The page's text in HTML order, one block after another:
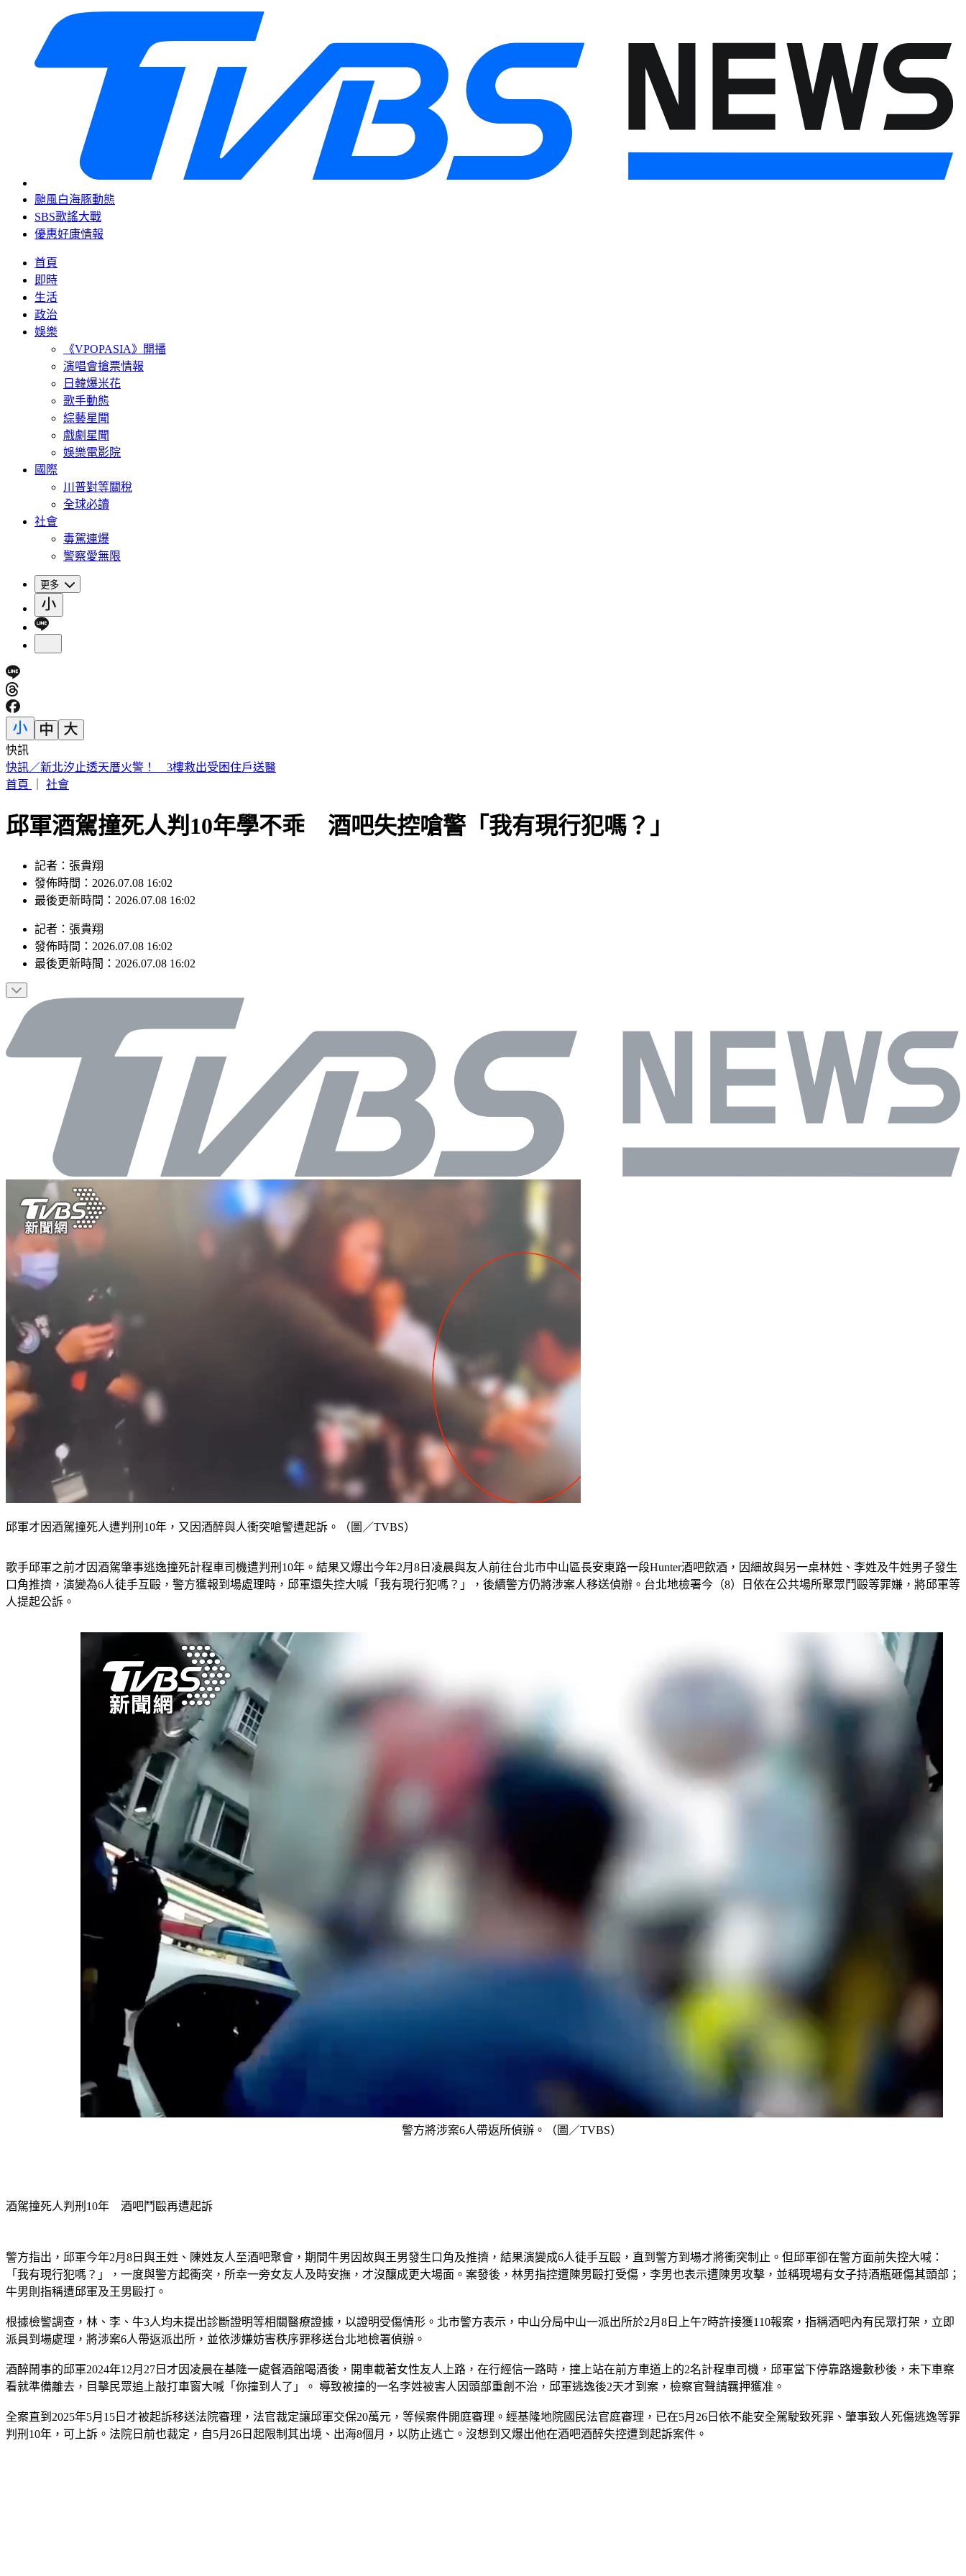
颱風白海豚動態
SBS歌謠大戰
優惠好康情報
首頁
即時
生活
政治
娛樂
《VPOPASIA》開播
演唱會搶票情報
日韓爆米花
歌手動態
綜藝星聞
戲劇星聞
娛樂電影院
國際
川普對等關稅
全球必讀
社會
毒駕連爆
警察愛無限
更多
快訊
快訊／新北汐止透天厝火警！ 3樓救出受困住戶送醫
首頁
社會
邱軍酒駕撞死人判10年學不乖 酒吧失控嗆警「我有現行犯嗎？」
記者：張貴翔
發佈時間：2026.07.08 16:02
最後更新時間：2026.07.08 16:02
記者 ： 張貴翔
發佈時間： 2026.07.08 16:02
最後更新時間： 2026.07.08 16:02
邱軍才因酒駕撞死人遭判刑10年，又因酒醉與人衝突嗆警遭起訴。（圖／TVBS）
歌手邱軍之前才因酒駕肇事逃逸撞死計程車司機遭判刑10年。結果又爆出今年2月8日凌晨與友人前往台北市中山區長安東路一段Hunter酒吧飲酒，因細故與另一桌林姓、李姓及牛姓男子發生
口角推擠，演變為6人徒手互毆，警方獲報到場處理時，邱軍還失控大喊「我有現行犯嗎？」，後續警方仍將涉案人移送偵辦。台北地檢署今（8）日依在公共場所聚眾鬥毆等罪嫌，將邱軍等
人提起公訴。
警方將涉案6人帶返所偵辦。（圖／TVBS）
酒駕撞死人判刑10年　酒吧鬥毆再遭起訴
警方指出，邱軍今年2月8日與王姓、陳姓友人至酒吧聚會，期間牛男因故與王男發生口角及推擠，結果演變成6人徒手互毆，直到警方到場才將衝突制止。但邱軍卻在警方面前失控大喊：
「我有現行犯嗎？」，一度與警方起衝突，所幸一旁女友人及時安撫，才沒釀成更大場面。案發後，林男指控遭陳男毆打受傷，李男也表示遭陳男攻擊，並稱現場有女子持酒瓶砸傷其頭部；
牛男則指稱遭邱軍及王男毆打。
根據檢警調查，林、李、牛3人均未提出診斷證明等相關醫療證據，以證明受傷情形。北市警方表示，中山分局中山一派出所於2月8日上午7時許接獲110報案，指稱酒吧內有民眾打架，立即
派員到場處理，將涉案6人帶返派出所，並依涉嫌妨害秩序罪移送台北地檢署偵辦。
酒醉鬧事的邱軍2024年12月27日才因凌晨在基隆一處餐酒館喝酒後，開車載著女性友人上路，在行經信一路時，撞上站在前方車道上的2名計程車司機，邱軍當下停靠路邊數秒後，未下車察
看就準備離去，目擊民眾追上敲打車窗大喊「你撞到人了」。 導致被撞的一名李姓被害人因頭部重創不治，邱軍逃逸後2天才到案，檢察官聲請羈押獲准。
全案直到2025年5月15日才被起訴移送法院審理，法官裁定讓邱軍交保20萬元，等候案件開庭審理。經基隆地院國民法官庭審理，已在5月26日依不能安全駕駛致死罪、肇事致人死傷逃逸等罪
判刑10年，可上訴。法院日前也裁定，自5月26日起限制其出境、出海8個月，以防止逃亡。沒想到又爆出他在酒吧酒醉失控遭到起訴案件。